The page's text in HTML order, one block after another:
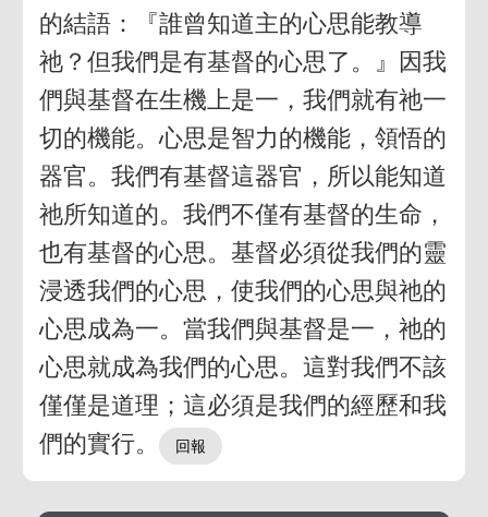
的結語：『誰曾知道主的心思能教導
祂？但我們是有基督的心思了。』因我
們與基督在生機上是一，我們就有祂一
切的機能。心思是智力的機能，領悟的
器官。我們有基督這器官，所以能知道
祂所知道的。我們不僅有基督的生命，
也有基督的心思。基督必須從我們的靈
浸透我們的心思，使我們的心思與祂的
心思成為一。當我們與基督是一，祂的
心思就成為我們的心思。這對我們不該
僅僅是道理；這必須是我們的經歷和我
們的實行。